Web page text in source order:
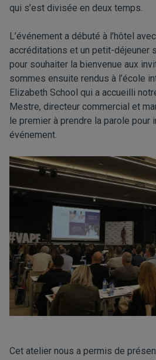
qui s’est divisée en deux temps.
L’événement a débuté à l’hôtel
accréditations et un petit-déjeuner
pour souhaiter la bienvenue aux
sommes ensuite rendus à l’école
Elizabeth School qui a accueilli
Mestre, directeur commercial et
le premier à prendre la parole pour
événement.
Cet atelier nous a permis de